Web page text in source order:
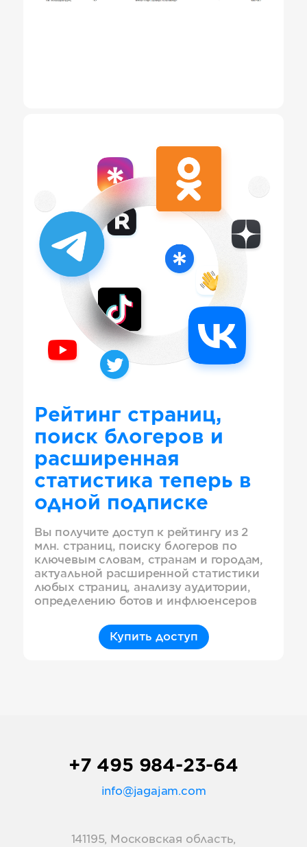
Рейтинг страниц,
поиск блогеров и
расширенная
статистика теперь в
одной подписке
Вы получите доступ к рейтингу из 2
млн. страниц, поиску блогеров по
ключевым словам, странам и городам,
актуальной расширенной статистики
любых страниц, анализу аудитории,
определению ботов и инфлюенсеров
Купить доступ
+7 495 984-23-64
info@jagajam.com
141195, Московская область,